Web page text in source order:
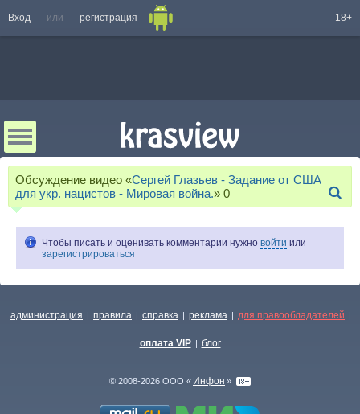
Вход или регистрация 18+
Обсуждение видео «Сергей Глазьев - Задание от США
для укр. нацистов - Мировая война.» 0
Чтобы писать и оценивать комментарии нужно войти или
зарегистрироваться
администрация | правила | справка | реклама | для правообладателей |
оплата VIP | блог
© 2008-2026 ООО « Инфон »